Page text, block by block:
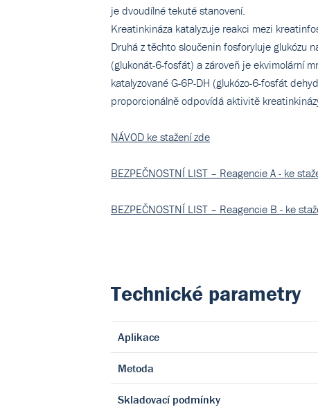
je dvoudílné tekuté stanovení.
Kreatinkináza katalyzuje reakci mezi
Druhá z těchto sloučenin fosforyluje glukózu
(glukonát-6-fosfát) a zároveň je ekvimolární
katalyzované G-6P-DH (glukózo-6-fosfát
proporcionálně odpovídá aktivitě
NÁVOD ke stažení zde
BEZPEČNOSTNÍ LIST – Reagencie A - ke
BEZPEČNOSTNÍ LIST – Reagencie B - ke
Technické parametry
Aplikace
Metoda
Skladovací podmínky